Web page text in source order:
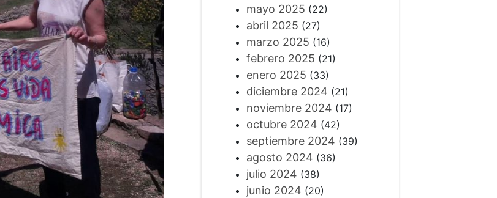
mayo 2025 (22)
abril 2025 (27)
marzo 2025 (16)
febrero 2025 (21)
enero 2025 (33)
diciembre 2024 (21)
noviembre 2024 (17)
octubre 2024 (42)
septiembre 2024 (39)
agosto 2024 (36)
julio 2024 (38)
junio 2024 (20)